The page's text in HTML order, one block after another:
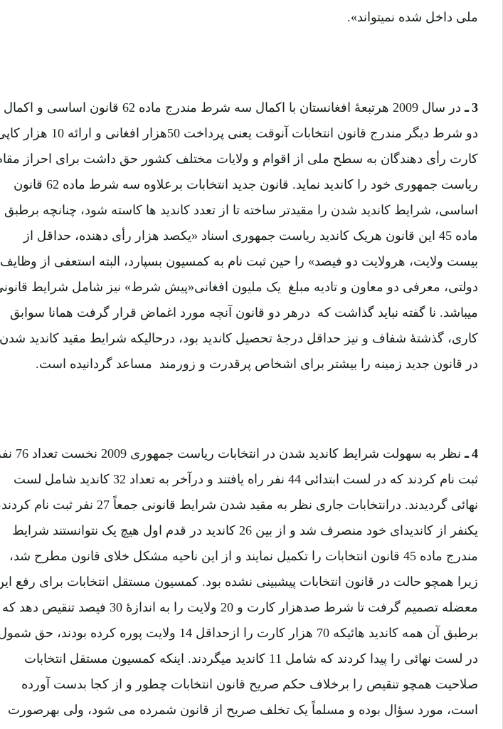
ملی داخل شده نمیتواند».
3 ـ
در سال 2009 هرتبعۀ افغانستان با اکمال سه شرط مندرج ماده 62 قانون اساسی و اکمال
دو شرط دیگر مندرج قانون انتخابات آنوقت یعنی پرداخت 50هزار افغانی و ارائه 10 هزار کاپی
کارت رأی دهندگان به سطح ملی از اقوام و ولایات مختلف کشور حق داشت برای احراز مقام
ریاست جمهوری خود را کاندید نماید. قانون جدید انتخابات برعلاوه سه شرط ماده 62 قانون
اساسی، شرایط کاندید شدن را مقیدتر ساخته تا از تعدد کاندید ها کاسته شود، چنانچه برطبق
ماده 45 این قانون هریک کاندید ریاست جمهوری اسناد «یکصد هزار رأی دهنده، حداقل از
بیست ولایت، هرولایت دو فیصد» را حین ثبت نام به کمسیون بسپارد، البته استعفی از وظایف
دولتی، معرفی دو معاون و تادیه مبلغ یک ملیون افغانی«پیش شرط» نیز شامل شرایط قانونی
میباشد. نا گفته نباید گذاشت که درهر دو قانون آنچه مورد اغماض قرار گرفت همانا سوابق
کاری، گذشتۀ شفاف و نیز حداقل درجۀ تحصیل کاندید بود، درحالیکه شرایط مقید کاندید شدن
در قانون جدید زمینه را بیشتر برای اشخاص پرقدرت و زورمند مساعد گردانیده است.
4 ـ
نظر به سهولت شرایط کاندید شدن در انتخابات ریاست جمهوری 2009 نخست تعداد 76 نفر
ثبت نام کردند که در لست ابتدائی 44 نفر راه یافتند و درآخر به تعداد 32 کاندید شامل لست
نهائی گردیدند. درانتخابات جاری نظر به مقید شدن شرایط قانونی جمعاً 27 نفر ثبت نام کردند،
یکنفر از کاندیدای خود منصرف شد و از بین 26 کاندید در قدم اول هیچ یک نتوانستند شرایط
مندرج ماده 45 قانون انتخابات را تکمیل نمایند و از این ناحیه مشکل خلای قانون مطرح شد،
زیرا همچو حالت در قانون انتخابات پیشبینی نشده بود. کمسیون مستقل انتخابات برای رفع این
معضله تصمیم گرفت تا شرط صدهزار کارت و 20 ولایت را به اندازۀ 30 فیصد تنقیص دهد که
برطبق آن همه کاندید هائیکه 70 هزار کارت را ازحداقل 14 ولایت پوره کرده بودند، حق شمول
در لست نهائی را پیدا کردند که شامل 11 کاندید میگردند. اینکه کمسیون مستقل انتخابات
صلاحیت همچو تنقیص را برخلاف حکم صریح قانون انتخابات چطور و از کجا بدست آورده
است، مورد سؤال بوده و مسلماً یک تخلف صریح از قانون شمرده می شود، ولی بهرصورت